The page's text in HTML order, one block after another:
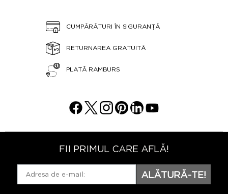
CUMPĂRĂTURI ÎN SIGURANȚĂ
RETURNAREA GRATUITĂ
PLATĂ RAMBURS
FII PRIMUL CARE AFLĂ!
ALĂTURĂ-TE!